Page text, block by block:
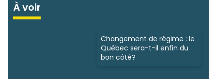
À voir
Changement de régime : le
Québec sera-t-il enfin du
bon côté?